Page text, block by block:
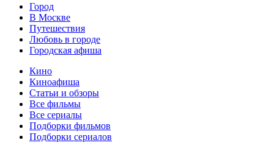
Город
В Москве
Путешествия
Любовь в городе
Городская афиша
Кино
Киноафиша
Статьи и обзоры
Все фильмы
Все сериалы
Подборки фильмов
Подборки сериалов